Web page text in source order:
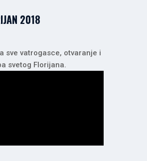
2018
sve vatrogasce, otvaranje i
svetog Florijana.